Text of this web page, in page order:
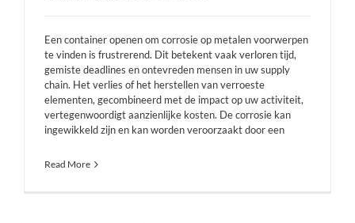
Een container openen om corrosie op metalen voorwerpen
te vinden is frustrerend. Dit betekent vaak verloren tijd,
gemiste deadlines en ontevreden mensen in uw supply
chain. Het verlies of het herstellen van verroeste
elementen, gecombineerd met de impact op uw activiteit,
vertegenwoordigt aanzienlijke kosten. De corrosie kan
ingewikkeld zijn en kan worden veroorzaakt door een
Read More